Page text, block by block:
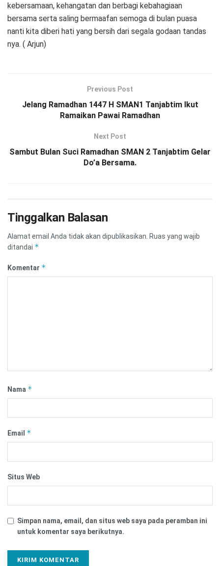
kebersamaan, kehangatan dan berbagi kebahagiaan
bersama serta saling bermaafan semoga di bulan puasa
nanti kita diberi hati yang bersih dari segala godaan tandas
nya. ( Arjun)
Previous Post
Jelang Ramadhan 1447 H SMAN1 Tanjabtim Ikut
Ramaikan Pawai Ramadhan
Next Post
Sambut Bulan Suci Ramadhan SMAN 2 Tanjabtim Gelar
Do’a Bersama.
Tinggalkan Balasan
Alamat email Anda tidak akan dipublikasikan. Ruas yang wajib
ditandai *
Komentar *
Nama *
Email *
Situs Web
Simpan nama, email, dan situs web saya pada peramban ini
untuk komentar saya berikutnya.